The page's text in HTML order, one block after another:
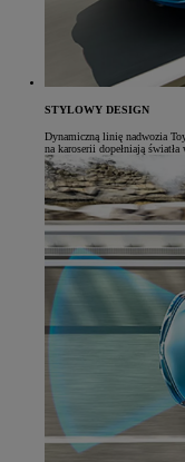
STYLOWY DESIGN
Dynamiczną linię nadwozia
na karoserii dopełniają